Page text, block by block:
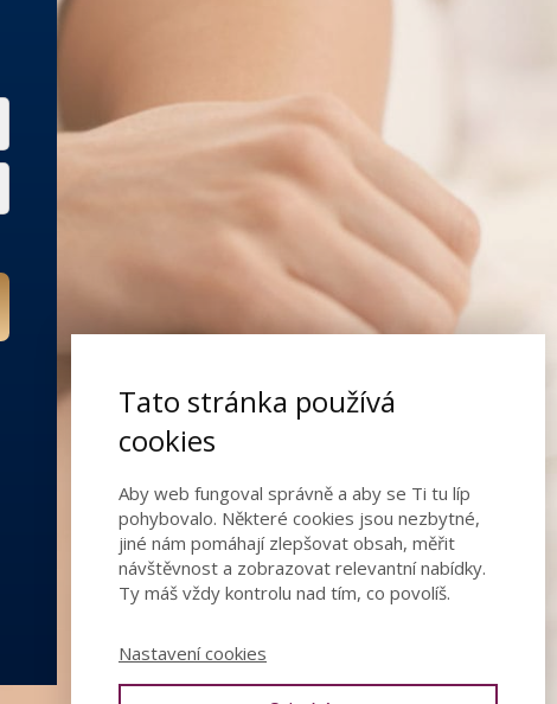
Tato stránka používá
cookies
Aby web fungoval správně a aby se Ti tu líp
pohybovalo. Některé cookies jsou nezbytné,
jiné nám pomáhají zlepšovat obsah, měřit
návštěvnost a zobrazovat relevantní nabídky.
Ty máš vždy kontrolu nad tím, co povolíš.
Nastavení cookies